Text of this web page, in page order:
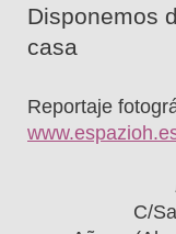
Disponemos
casa
Reportaje
C/San